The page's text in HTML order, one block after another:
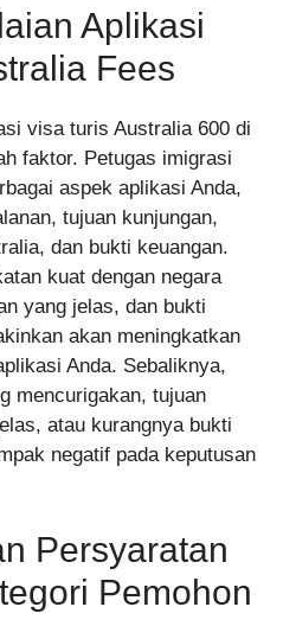
Aplikasi
Fees
visa turis Australia 600 di
faktor. Petugas imigrasi
aspek aplikasi Anda,
tujuan kunjungan,
dan bukti keuangan.
kuat dengan negara
yang jelas, dan bukti
akan meningkatkan
Anda. Sebaliknya,
mencurigakan, tujuan
atau kurangnya bukti
negatif pada keputusan
Persyaratan
Pemohon